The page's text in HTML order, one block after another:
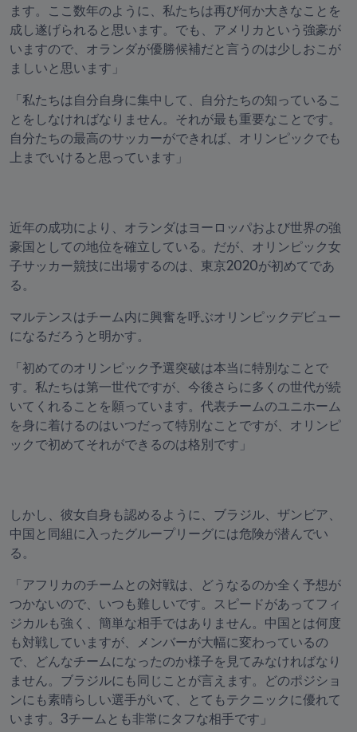
ます。ここ数年のように、私たちは再び何か大きなことを
成し遂げられると思います。でも、アメリカという強豪が
いますので、オランダが優勝候補だと言うのは少しおこが
ましいと思います」
「私たちは自分自身に集中して、自分たちの知っているこ
とをしなければなりません。それが最も重要なことです。
自分たちの最高のサッカーができれば、オリンピックでも
上までいけると思っています」
近年の成功により、オランダはヨーロッパおよび世界の強
豪国としての地位を確立している。だが、オリンピック女
子サッカー競技に出場するのは、東京2020が初めてであ
る。
マルテンスはチーム内に興奮を呼ぶオリンピックデビュー
になるだろうと明かす。
「初めてのオリンピック予選突破は本当に特別なことで
す。私たちは第一世代ですが、今後さらに多くの世代が続
いてくれることを願っています。代表チームのユニホーム
を身に着けるのはいつだって特別なことですが、オリンピ
ックで初めてそれができるのは格別です」
しかし、彼女自身も認めるように、ブラジル、ザンビア、
中国と同組に入ったグループリーグには危険が潜んでい
る。
「アフリカのチームとの対戦は、どうなるのか全く予想が
つかないので、いつも難しいです。スピードがあってフィ
ジカルも強く、簡単な相手ではありません。中国とは何度
も対戦していますが、メンバーが大幅に変わっているの
で、どんなチームになったのか様子を見てみなければなり
ません。ブラジルにも同じことが言えます。どのポジショ
ンにも素晴らしい選手がいて、とてもテクニックに優れて
います。3チームとも非常にタフな相手です」